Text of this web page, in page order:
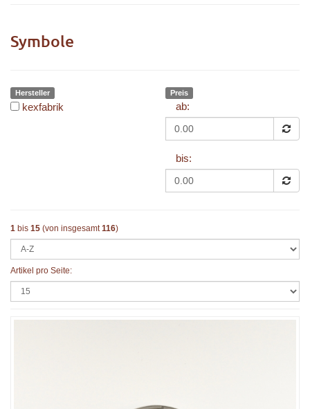
Symbole
Hersteller
kexfabrik
Preis
ab:
bis:
1 bis 15 (von insgesamt116)
Artikel pro Seite: